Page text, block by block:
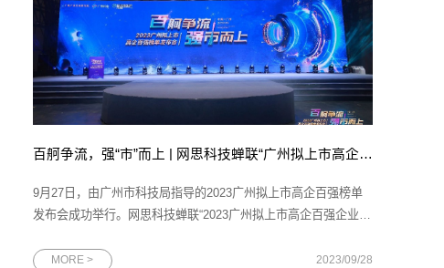
百舸争流，强“市”而上 | 网思科技蝉联“广州拟上市高企百强企业”殊荣
9月27日，由广州市科技局指导的2023广州拟上市高企百强榜单
发布会成功举行。网思科技蝉联“2023广州拟上市高企百强企业”
署投资协议。图为2023广州拟上市高企百强榜单发布会现场作为
MORE > 2023/09/28